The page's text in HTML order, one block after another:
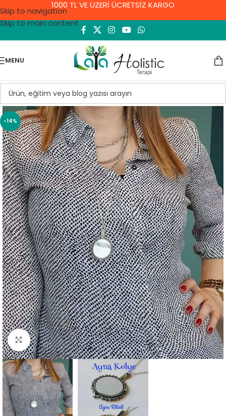
Skip to navigation
Skip to main content
1000 TL VE ÜZERİ ÜCRETSİZ KARGO
MENU
-14%
Click to enlarge